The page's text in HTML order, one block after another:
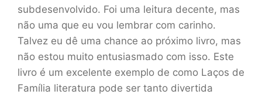
subdesenvolvido. Foi uma leitura decente, mas
não uma que eu vou lembrar com carinho.
Talvez eu dê uma chance ao próximo livro, mas
não estou muito entusiasmado com isso. Este
livro é um excelente exemplo de como Laços de
Família literatura pode ser tanto divertida